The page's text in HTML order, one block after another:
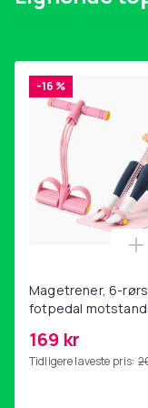
-16 %
Magetrener, 6-rørs
fotpedal
yoga og
hjemmegymnastikk
169 kr
Tidligere laveste pris: